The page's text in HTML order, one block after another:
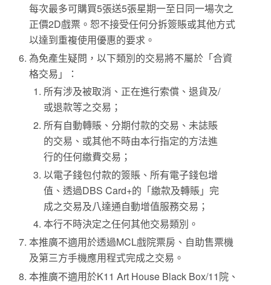
每次最多可購買5張送5張星期一至日同一場次之
正價2D戲票。恕不接受任何分拆簽賬或其他方式
以達到重複使用優惠的要求。
為免產生疑問，以下類別的交易將不屬於「合資
格交易」：
所有涉及被取消、正在進行索償、退貨及/
或退款等之交易；
所有自動轉賬、分期付款的交易、未誌賬
的交易、或其他不時由本行指定的方法進
行的任何繳費交易；
以電子錢包付款的簽賬、所有電子錢包增
值、透過DBS Card+的「繳款及轉賬」完
成之交易及八達通自動增值服務交易；
本行不時決定之任何其他交易類別。
本推廣不適用於透過MCL戲院票房、自助售票機
及第三方手機應用程式完成之交易。
本推廣不適用於K11 Art House Black Box/11院、